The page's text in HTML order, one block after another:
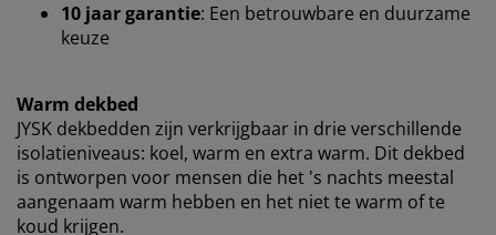
10 jaar garantie: Een betrouwbare en duurzame
keuze
Warm dekbed
JYSK dekbedden zijn verkrijgbaar in drie verschillende
isolatieniveaus: koel, warm en extra warm. Dit dekbed
is ontworpen voor mensen die het 's nachts meestal
aangenaam warm hebben en het niet te warm of te
koud krijgen.
om een goede ervaring te garanderen bij het bezoeken
van onze website. Cookies verzamelen informatie over
Als we marketingcookies accepteren, delen we je
surfgegevens met marketingpartners (zoals Google,
Meta en TikTok) voor op maat gemaakte en statische
advertenties. Je kunt meer lezen over de doeleinden bij
“Wijzigen” en ervoor kiezen om je toestemming in te